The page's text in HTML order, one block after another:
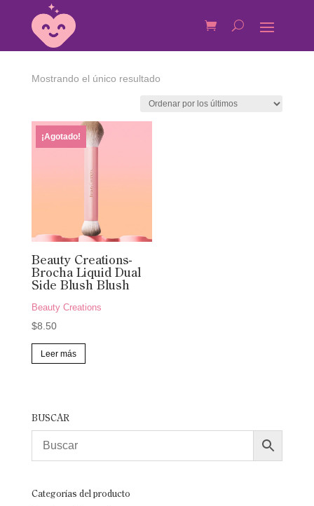
Mostrando el único resultado
¡Agotado!
Beauty Creations-
Brocha Liquid Dual
Side Blush Blush
Beauty Creations
$8.50
Leer más
BUSCAR
Categorías del producto